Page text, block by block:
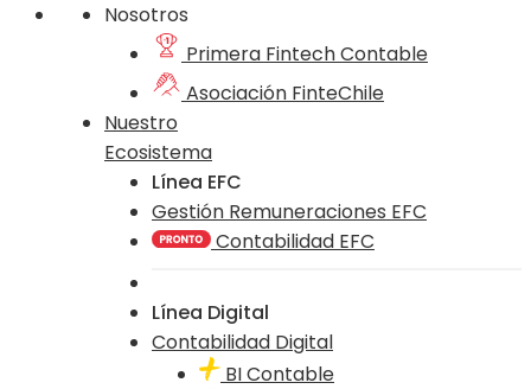
Nosotros
Primera Fintech Contable
Asociación FinteChile
Nuestro
Ecosistema
Línea EFC
Gestión Remuneraciones EFC
Contabilidad EFC
Línea Digital
Contabilidad Digital
BI Contable